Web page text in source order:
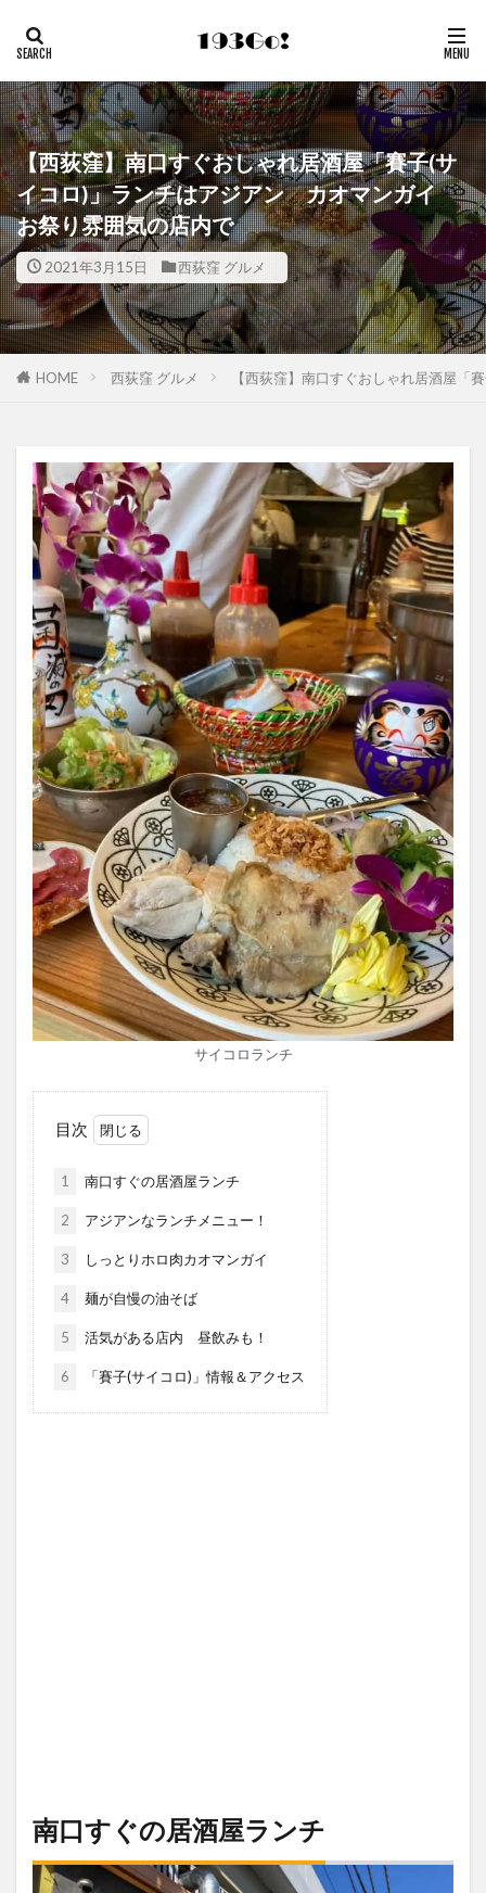
【西荻窪】南口すぐおしゃれ居酒屋「賽子(サ
イコロ)」ランチはアジアン カオマンガイ
お祭り雰囲気の店内で
2021年3月15日 西荻窪 グルメ
HOME 西荻窪 グルメ 【西荻窪】南口すぐおしゃれ居酒屋
サイコロランチ
目次
1 南口すぐの居酒屋ランチ
2 アジアンなランチメニュー！
3 しっとりホロ肉カオマンガイ
4 麺が自慢の油そば
5 活気がある店内 昼飲みも！
6 「賽子(サイコロ)」情報＆アクセス
南口すぐの居酒屋ランチ